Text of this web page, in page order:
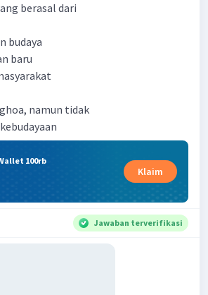
berasal dari
budaya
baru
namun tidak
100rb
Klaim
Jawaban terverifikasi